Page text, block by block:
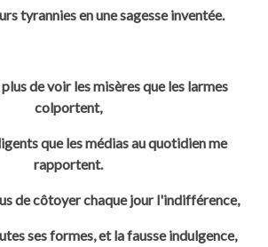
tyrannies en une sagesse inventée.
de voir les misères que les larmes
colportent,
que les médias au quotidien me
rapportent.
de côtoyer chaque jour l'indifférence,
ses formes, et la fausse indulgence,